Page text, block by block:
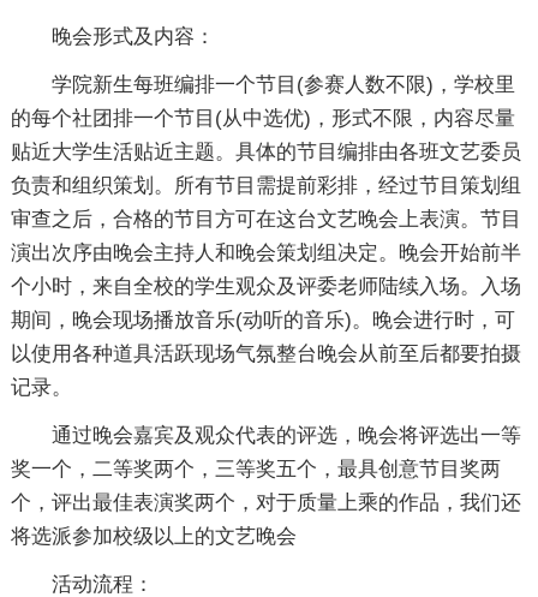
晚会形式及内容：
学院新生每班编排一个节目(参赛人数不限)，学校里
的每个社团排一个节目(从中选优)，形式不限，内容尽量
贴近大学生活贴近主题。具体的节目编排由各班文艺委员
负责和组织策划。所有节目需提前彩排，经过节目策划组
审查之后，合格的节目方可在这台文艺晚会上表演。节目
演出次序由晚会主持人和晚会策划组决定。晚会开始前半
个小时，来自全校的学生观众及评委老师陆续入场。入场
期间，晚会现场播放音乐(动听的音乐)。晚会进行时，可
以使用各种道具活跃现场气氛整台晚会从前至后都要拍摄
记录。
通过晚会嘉宾及观众代表的评选，晚会将评选出一等
奖一个，二等奖两个，三等奖五个，最具创意节目奖两
个，评出最佳表演奖两个，对于质量上乘的作品，我们还
将选派参加校级以上的文艺晚会
活动流程：